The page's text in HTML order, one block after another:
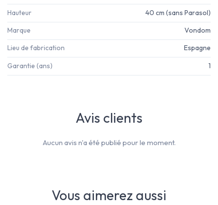
Hauteur 40 cm (sans Parasol)
Marque Vondom
Lieu de fabrication Espagne
Garantie (ans) 1
Vous aimerez aussi
Avis clients
Aucun avis n'a été publié pour le moment.